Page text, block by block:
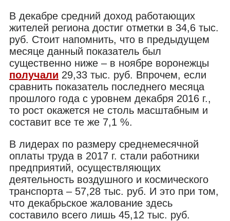
В декабре средний доход работающих
жителей региона достиг отметки в 34,6 тыс.
руб. Стоит напомнить, что в предыдущем
месяце данный показатель был
существенно ниже – в ноябре воронежцы
получали 29,33 тыс. руб. Впрочем, если
сравнить показатель последнего месяца
прошлого года с уровнем декабря 2016 г.,
то рост окажется не столь масштабным и
составит все те же 7,1 %.
В лидерах по размеру среднемесячной
оплаты труда в 2017 г. стали работники
предприятий, осуществляющих
деятельность воздушного и космического
транспорта – 57,28 тыс. руб. И это при том,
что декабрьское жалование здесь
составило всего лишь 45,12 тыс. руб.